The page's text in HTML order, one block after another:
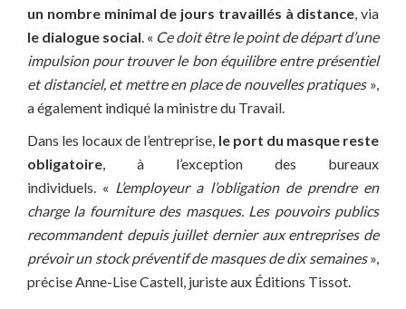
un nombre minimal de jours travaillés à distance, via
le dialogue social. « Ce doit être le point de départ d’une
impulsion pour trouver le bon équilibre entre présentiel
et distanciel, et mettre en place de nouvelles pratiques»,
a également indiqué la ministre du Travail.
Dans les locaux de l’entreprise, le port du masque reste
obligatoire, à l’exception des bureaux
individuels. « L’employeur a l’obligation de prendre en
charge la fourniture des masques. Les pouvoirs publics
recommandent depuis juillet dernier aux entreprises de
prévoir un stock préventif de masques de dix semaines»,
précise Anne-Lise Castell, juriste aux Éditions Tissot.